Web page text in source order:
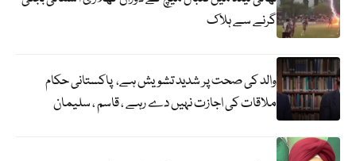
گرنے سے ہلاک
والد کی صحت پر شدید تشویش ہے، پاکستانی حکام
ملاقات کی اجازت نہیں دے رہے ، قاسم ، سلیمان